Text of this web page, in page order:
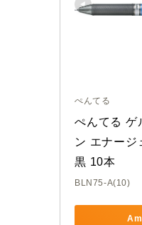
ぺんてる
ぺんてる ゲ
ン エナー
黒 10本
BLN75-A(10)